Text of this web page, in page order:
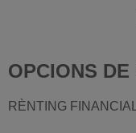
OPCIONS
RÈNTING